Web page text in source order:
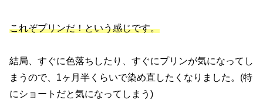
これぞプリンだ！という感じです。
結局、すぐに色落ちしたり、すぐにプリンが気になってし
まうので、1ヶ月半くらいで染め直したくなりました。(特
にショートだと気になってしまう)